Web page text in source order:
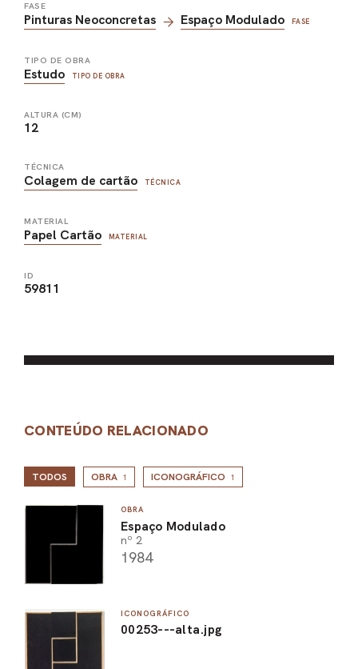
FASE
Pinturas Neoconcretas Espaço Modulado FASE
TIPO DE OBRA
Estudo TIPO DE OBRA
ALTURA (CM)
12
TÉCNICA
Colagem de cartão TÉCNICA
MATERIAL
Papel Cartão MATERIAL
ID
59811
CONTEÚDO RELACIONADO
TODOS OBRA 1 ICONOGRÁFICO 1
OBRA
Espaço Modulado
nº 2
1984
ICONOGRÁFICO
00253---alta.jpg